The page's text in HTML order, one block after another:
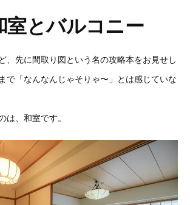
室とバルコニー
、先に間取り図という名の攻略本をお見せし
で「なんなんじゃそりゃ〜」とは感じていな
は、和室です。